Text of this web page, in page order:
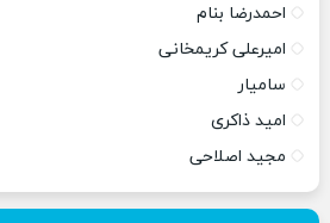
احمدرضا بنام
امیرعلی کریمخانی
سامیار
امید ذاکری
مجید اصلاحی